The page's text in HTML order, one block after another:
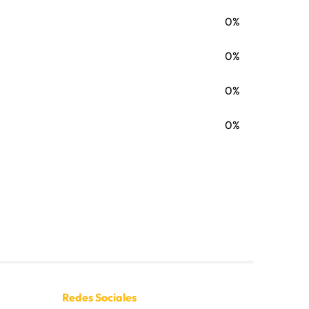
0%
0%
0%
0%
Redes Sociales